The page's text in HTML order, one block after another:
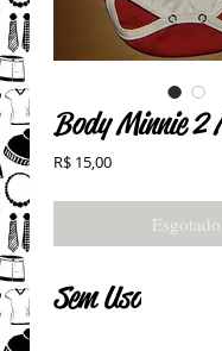
Body Minnie 2
R$ 15,00Preço
Esgotado
Sem Uso